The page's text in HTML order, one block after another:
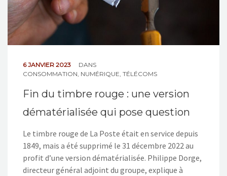
6 JANVIER 2023
DANS
CONSOMMATION, NUMÉRIQUE, TÉLÉCOMS
Fin du timbre rouge : une version
dématérialisée qui pose question
Le timbre rouge de La Poste était en service depuis
1849, mais a été supprimé le 31 décembre 2022 au
profit d’une version dématérialisée. Philippe Dorge,
directeur général adjoint du groupe, explique à